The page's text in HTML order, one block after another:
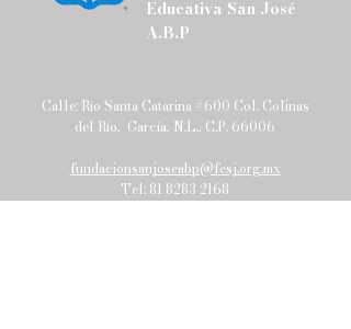
Educativa San José
A.B.P
Calle: Río Santa Catarina #600 Col. Colinas
del Río, García, N.L., C.P. 66006
fundacionsanjoseabp@fesj.org.mx
Tel: 81 8283 2168